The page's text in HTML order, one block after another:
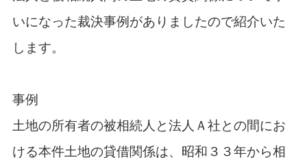
いになった裁決事例がありましたので紹介いた
します。
事例
土地の所有者の被相続人と法人Ａ社との間にお
ける本件土地の貸借関係は、昭和３３年から相